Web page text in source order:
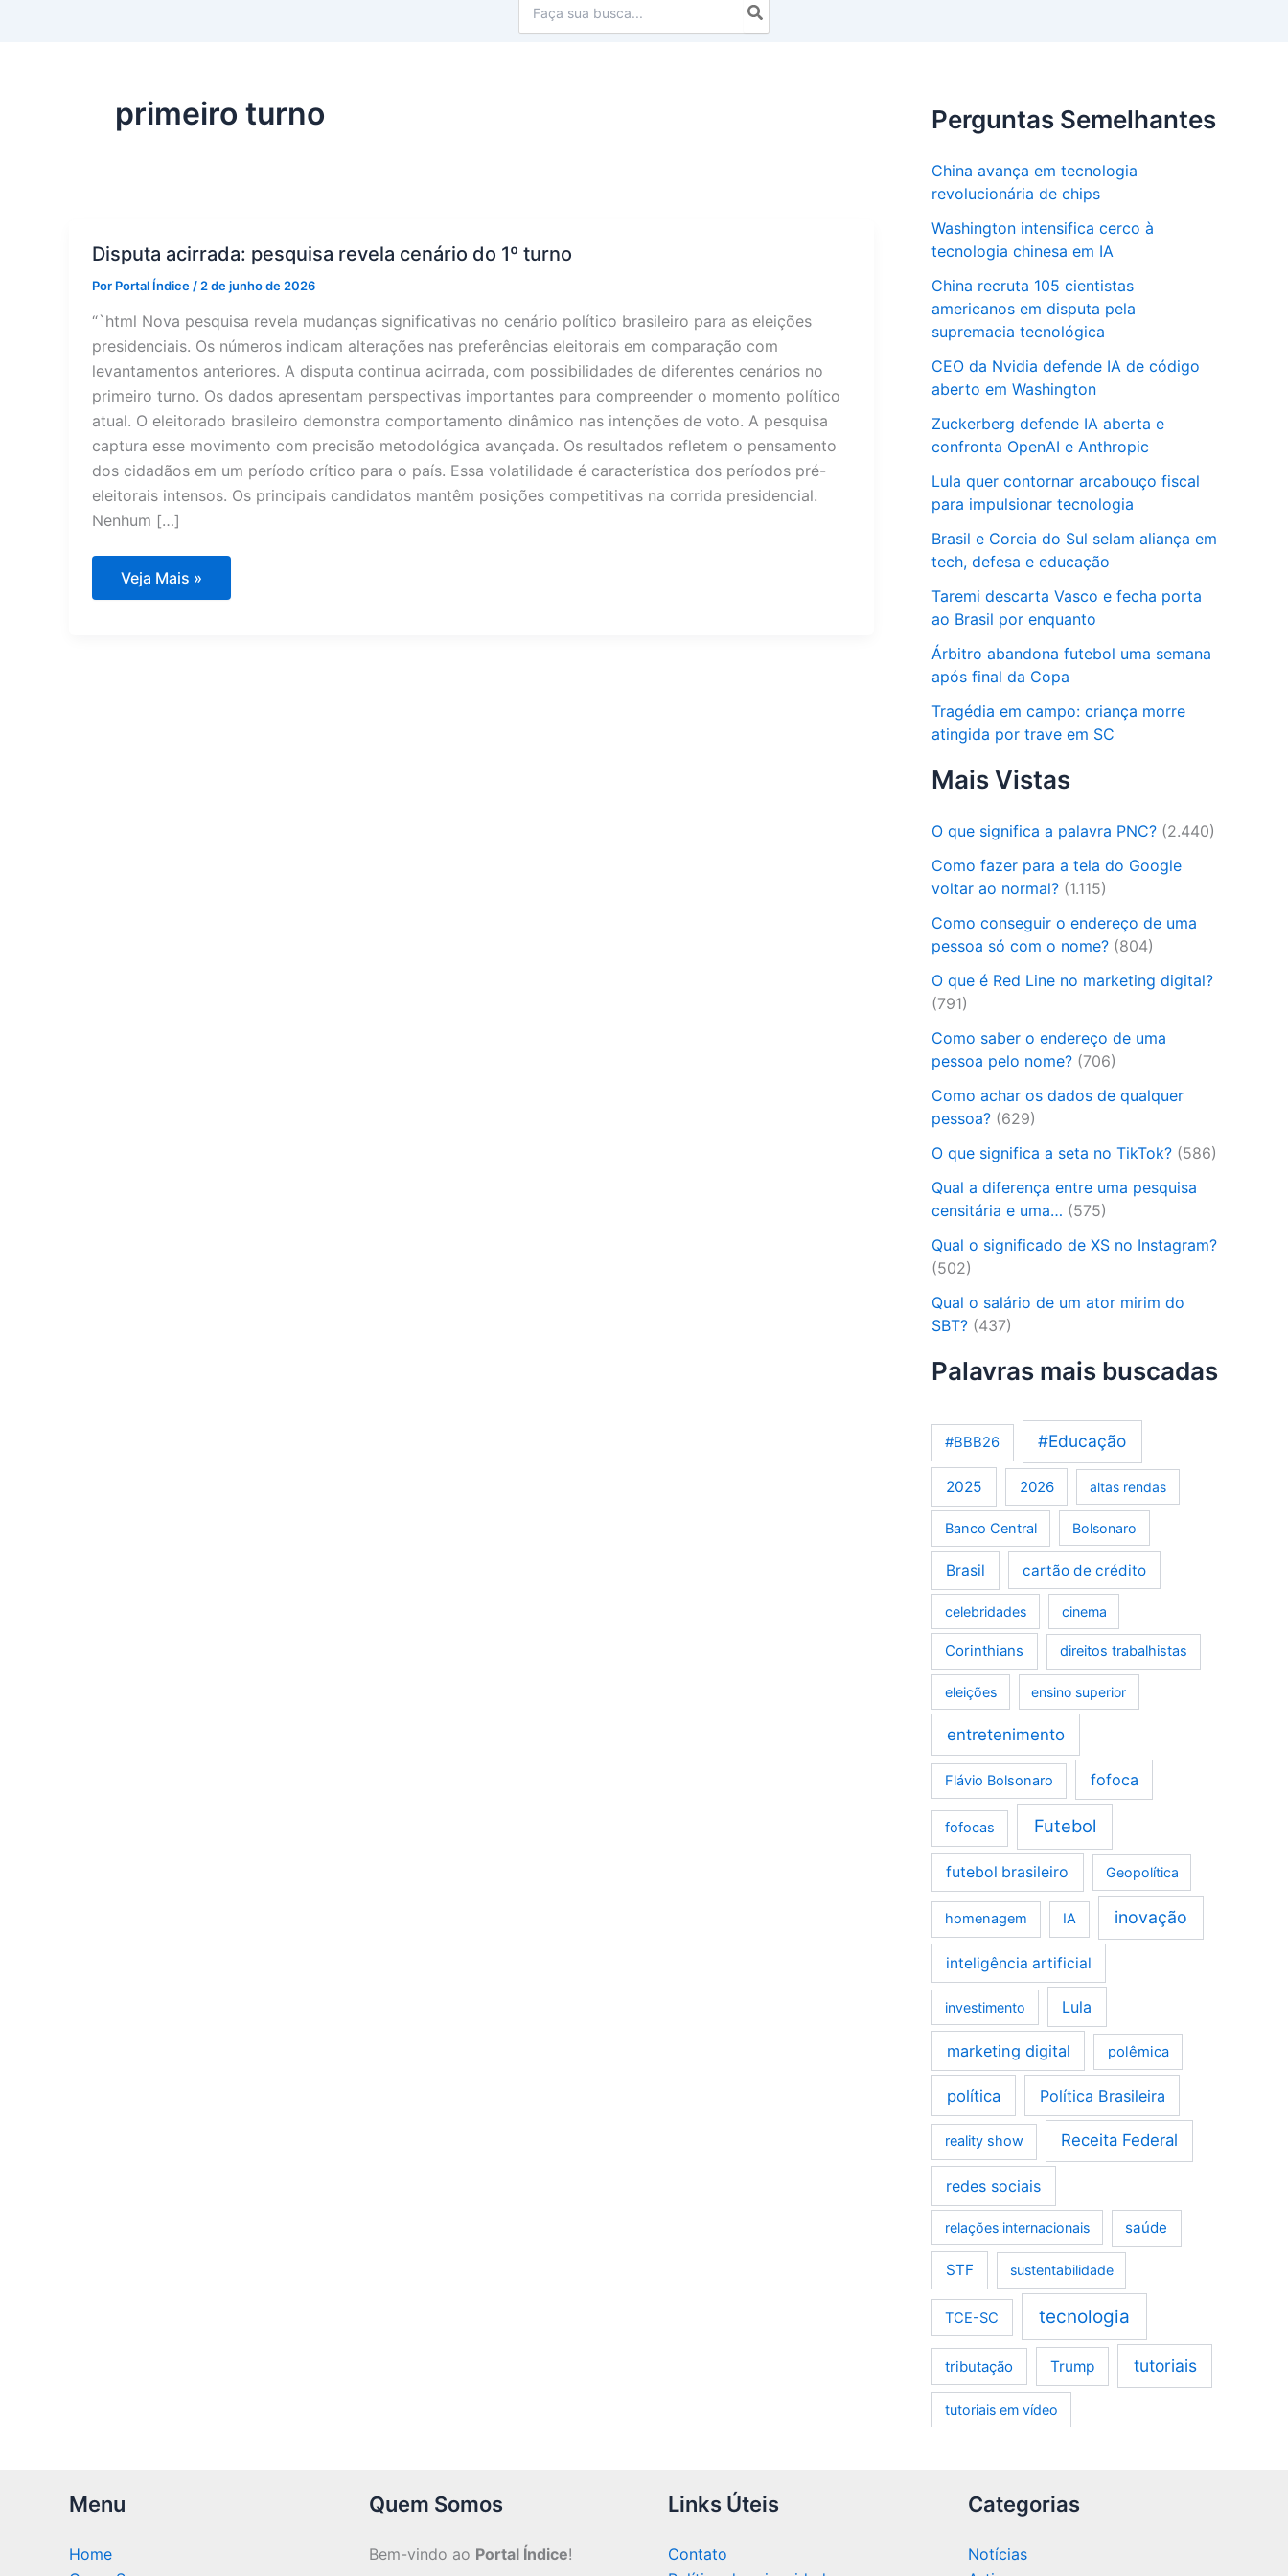
primeiro turno
Disputa acirrada: pesquisa revela cenário do 1º turno
Por Portal Índice / 2 de junho de 2026
“`html Nova pesquisa revela mudanças significativas no cenário político brasileiro para as eleições
presidenciais. Os números indicam alterações nas preferências eleitorais em comparação com
levantamentos anteriores. A disputa continua acirrada, com possibilidades de diferentes cenários no
primeiro turno. Os dados apresentam perspectivas importantes para compreender o momento político
atual. O eleitorado brasileiro demonstra comportamento dinâmico nas intenções de voto. A pesquisa
captura esse movimento com precisão metodológica avançada. Os resultados refletem o pensamento
dos cidadãos em um período crítico para o país. Essa volatilidade é característica dos períodos pré-
eleitorais intensos. Os principais candidatos mantêm posições competitivas na corrida presidencial.
Nenhum […]
Disputa
acirrada:
Veja Mais »
Perguntas Semelhantes
China avança em tecnologia
revolucionária de chips
Washington intensifica cerco à
tecnologia chinesa em IA
China recruta 105 cientistas
americanos em disputa pela
supremacia tecnológica
CEO da Nvidia defende IA de código
aberto em Washington
Zuckerberg defende IA aberta e
confronta OpenAI e Anthropic
Lula quer contornar arcabouço fiscal
para impulsionar tecnologia
Brasil e Coreia do Sul selam aliança em
tech, defesa e educação
Taremi descarta Vasco e fecha porta
ao Brasil por enquanto
Árbitro abandona futebol uma semana
após final da Copa
Tragédia em campo: criança morre
atingida por trave em SC
Mais Vistas
O que significa a palavra PNC? (2.440)
Como fazer para a tela do Google
voltar ao normal? (1.115)
Como conseguir o endereço de uma
pessoa só com o nome? (804)
O que é Red Line no marketing digital?
(791)
Como saber o endereço de uma
pessoa pelo nome? (706)
Como achar os dados de qualquer
pessoa? (629)
O que significa a seta no TikTok? (586)
Qual a diferença entre uma pesquisa
censitária e uma… (575)
Qual o significado de XS no Instagram?
(502)
Qual o salário de um ator mirim do
SBT? (437)
Palavras mais buscadas
#BBB26 #Educação
2025 2026 altas rendas
Banco Central Bolsonaro
Brasil cartão de crédito
celebridades cinema
Corinthians direitos trabalhistas
eleições ensino superior
entretenimento
Flávio Bolsonaro fofoca
fofocas Futebol
futebol brasileiro Geopolítica
homenagem IA inovação
inteligência artificial
investimento Lula
marketing digital polêmica
política Política Brasileira
reality show Receita Federal
redes sociais
relações internacionais saúde
STF sustentabilidade
TCE-SC tecnologia
tributação Trump tutoriais
tutoriais em vídeo
Menu
Home
Quem Somos
Bem-vindo ao Portal Índice!
Links Úteis
Contato
Categorias
Notícias